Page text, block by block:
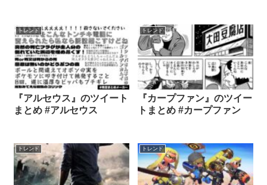
トレンド
『アルセウス』のツイート
まとめ #アルセウス
トレンド
『カープファン』のツイー
トまとめ #カープファン
トレンド トレンド